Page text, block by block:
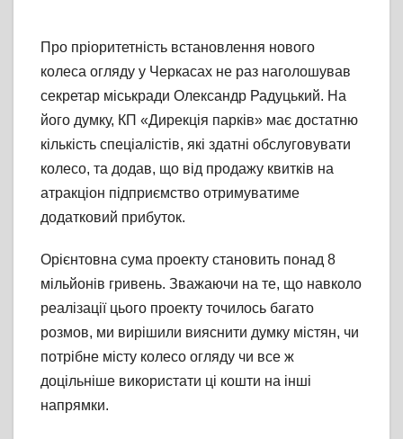
Про пріоритетність встановлення нового
колеса огляду у Черкасах не раз наголошував
секретар міськради Олександр Радуцький. На
його думку, КП «Дирекція парків» має достатню
кількість спеціалістів, які здатні обслуговувати
колесо, та додав, що від продажу квитків на
атракціон підприємство отримуватиме
додатковий прибуток.
Орієнтовна сума проекту становить понад 8
мільйонів гривень. Зважаючи на те, що навколо
реалізації цього проекту точилось багато
розмов, ми вирішили вияснити думку містян, чи
потрібне місту колесо огляду чи все ж
доцільніше використати ці кошти на інші
напрямки.